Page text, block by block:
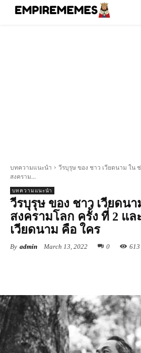
บทความแนะนำ
วีรบุรุษ ของ ชาว เวียดนาม ใน
สงคราม...
บทความแนะนำ
วีรบุรุษ ของ ชาว เวียดนา
สงครามโลก ครั้ง ที่ 2 แล
เวียดนาม คือ ใคร
By admin March 13, 2022 0 613